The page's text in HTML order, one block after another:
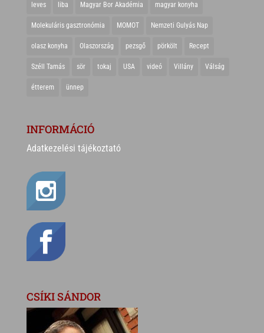
leves liba Magyar Bor Akadémia magyar konyha
Molekuláris gasztronómia MOMOT Nemzeti Gulyás Nap
olasz konyha Olaszország pezsgő pörkölt Recept
Széll Tamás sör tokaj USA videó Villány Válság
étterem ünnep
INFORMÁCIÓ
Adatkezelési tájékoztató
CSÍKI SÁNDOR